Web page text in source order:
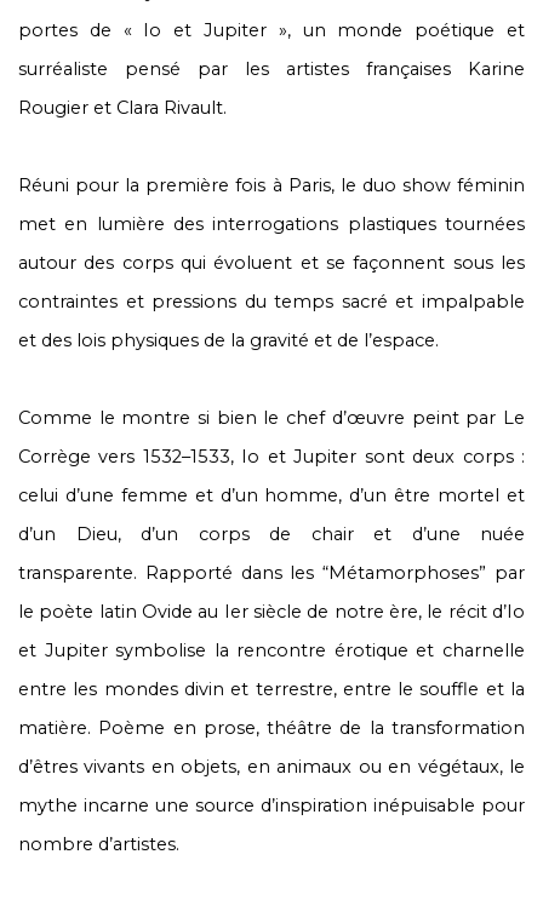
portes de « Io et Jupiter », un monde poétique et
surréaliste pensé par les artistes françaises Karine
Rougier et Clara Rivault.
Réuni pour la première fois à Paris, le duo show féminin
met en lumière des interrogations plastiques tournées
autour des corps qui évoluent et se façonnent sous les
contraintes et pressions du temps sacré et impalpable
et des lois physiques de la gravité et de l’espace.
Comme le montre si bien le chef d’œuvre peint par Le
Corrège ​​vers 1532–1533, Io et Jupiter sont deux corps :
celui d’une femme et d’un homme, d’un être mortel et
d’un Dieu, d’un corps de chair et d’une nuée
transparente. Rapporté dans les “Métamorphoses” par
le poète latin Ovide au Ier siècle de notre ère, le récit d’Io
et Jupiter symbolise la rencontre érotique et charnelle
entre les mondes divin et terrestre, entre le souffle et la
matière. Poème en prose, théâtre de la transformation
d’êtres vivants en objets, en animaux ou en végétaux, le
mythe incarne une source d’inspiration inépuisable pour
nombre d’artistes.